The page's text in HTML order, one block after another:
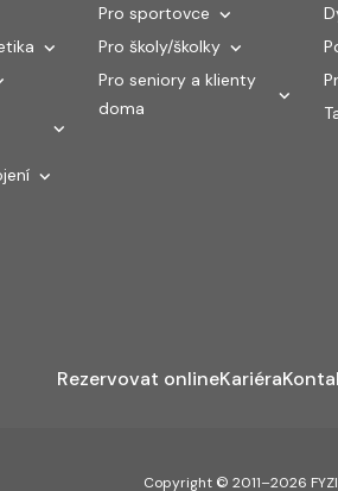
Pro sportovce
Pro školy/školky
Pro seniory a klienty
doma
Rezervovat onlineKariéra
Copyright © 2011–2026